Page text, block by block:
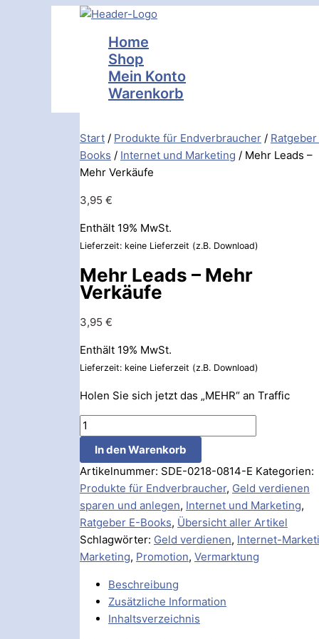
Home
Shop
Mein Konto
Warenkorb
Start / Produkte für Endverbraucher / Ratgeber
Books / Internet und Marketing / Mehr Leads –
Mehr Verkäufe
3,95 €
Enthält 19% MwSt.
Lieferzeit: keine Lieferzeit (z.B. Download)
Mehr Leads – Mehr
Verkäufe
3,95 €
Enthält 19% MwSt.
Lieferzeit: keine Lieferzeit (z.B. Download)
Holen Sie sich jetzt das „MEHR“ an Traffic
Mehr
Verkäufe
[Digital]
Menge
In den Warenkorb
Artikelnummer: SDE-0218-0814-E Kategorien:
Produkte für Endverbraucher, Geld verdienen
sparen und anlegen, Internet und Marketing,
Ratgeber E-Books, Übersicht aller Artikel
Schlagwörter: Geld verdienen, Internet-
Marketing, Promotion, Vermarktung
Beschreibung
Zusätzliche Information
Inhaltsverzeichnis